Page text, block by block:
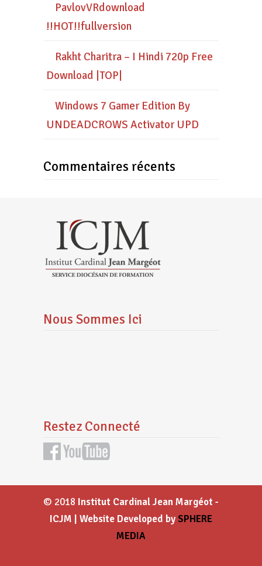
PavlovVRdownload
!!HOT!!fullversion
Rakht Charitra – I Hindi 720p Free
Download |TOP|
Windows 7 Gamer Edition By
UNDEADCROWS Activator UPD
Commentaires récents
Nous Sommes Ici
Restez Connecté
© 2018 Institut Cardinal Jean Margéot -
ICJM | Website Developed bySPHERE
MEDIA